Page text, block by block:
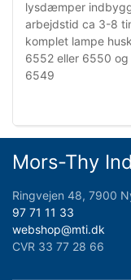
lysdæmper
arbejdstid ca 3-8
komplet lampe
6552 eller 6550 og
6549
Mors-Thy
Ringvejen 48, 7900
97 71 11 33
webshop@mti.dk
CVR 33 77 28 66